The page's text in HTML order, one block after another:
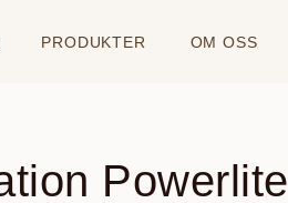
PRODUKTER OM OSS
Powerlite